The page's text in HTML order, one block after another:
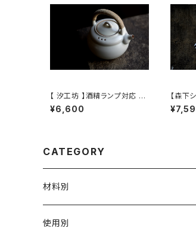
【 汐工坊 】酒精ランプ対応 湯
沸かしケトル / 【 Tidal Ateli
er 】Handled teapot
¥6,600
【森下
ォーク /【Shigeki Morishit
a】
CATEGORY
材料別
陶磁器
使用別